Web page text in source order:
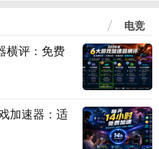
电竞
横评：免费
加速器：适